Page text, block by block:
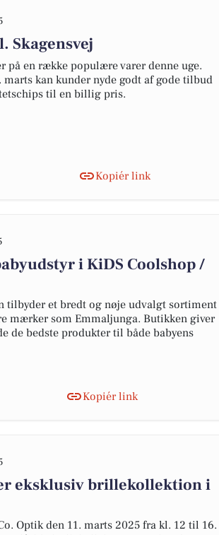
Skagensvej
på en række populære varer denne uge.
kan kunder nyde godt af gode tilbud
til en billig pris.
Kopiér link
i KiDS Coolshop /
tilbyder et bredt og nøje udvalgt sortiment
mærker som Emmaljunga. Butikken giver
de bedste produkter til både babyens
Kopiér link
eksklusiv brillekollektion i
Optik den 11. marts 2025 fra kl. 12 til 16.